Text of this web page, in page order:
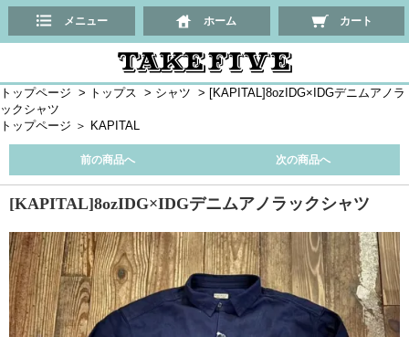
メニュー ホーム カート
トップページ > トップス > シャツ > [KAPITAL]8ozIDG×IDGデニムアノラ
ックシャツ
トップページ ＞ KAPITAL
前の商品へ 次の商品へ
[KAPITAL]8ozIDG×IDGデニムアノラックシャツ